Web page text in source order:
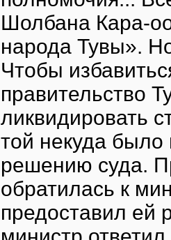
Шолбана Кара-
народа Тувы».
Чтобы
правительство
ликвидировать
той некуда было
решению суда.
обратилась к
предоставил ей